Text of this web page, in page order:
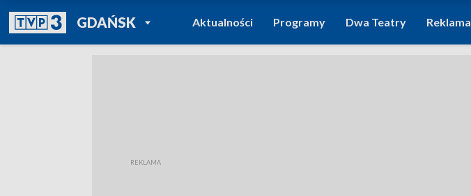
GDAŃSKPOWRÓT DO
TVP REGIONY
Aktualności Programy Dwa Teatry Reklama